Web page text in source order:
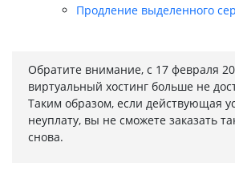
Продление выделенного
Обратите внимание, с 17 февраля
виртуальный хостинг больше не
Таким образом, если действующая
неуплату, вы не сможете заказать
снова.